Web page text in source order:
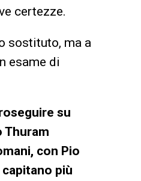
certezze.
sostituto, ma a
esame di
su
Thuram
con Pio
più